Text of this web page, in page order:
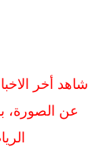
شاهد أخر
عن الصورة،